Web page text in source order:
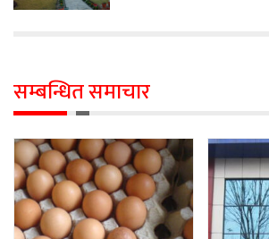
सम्बन्धित समाचार